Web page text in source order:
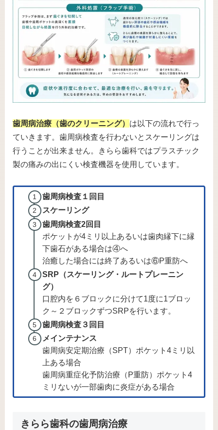
歯周病治療（歯のクリーニング） は以下の流れで行っ
ていきます。歯周病検査を行わないとスケーリングは
行うことが出来ません。きらら歯科ではプラスチック
製の痛みの出にくい検査機器を使用しています。
歯周病検査１回目
スケーリング
歯周病検査2回目
ポケットが4ミリ以上あるいは歯肉縁下に縁
下歯石がある場合は④へ
治癒した場合には終了あるいは⑥P重防へ
SRP（スケーリング・ルートプレーニン
グ）
口腔内を６ブロックに分けて1度に1ブロッ
ク～２ブロックずつSRPを行います。
歯周病検査３回目
メインテナンス
歯周病安定期治療（SPT）ポケット4ミリ以
上ある場合
歯周病重症化予防治療（P重防）ポケット4
ミリないが一部歯肉に炎症がある場合
きらら歯科の歯周病治療